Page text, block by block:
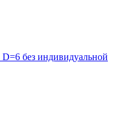
без индивидуальной